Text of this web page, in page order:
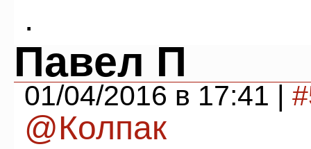
.
Павел П
01/04/2016 в 17:41 |
@Колпак